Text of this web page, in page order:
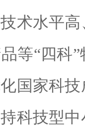
术水平
等“四科
国家科
科技型